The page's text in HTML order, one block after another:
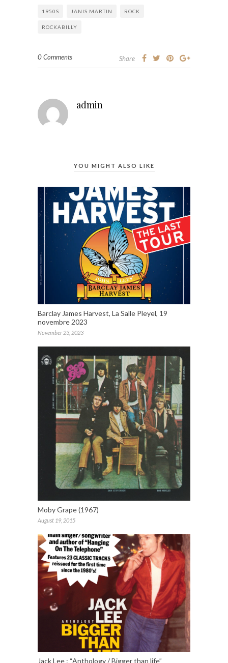
1950S JANIS MARTIN ROCK
ROCKABILLY
0 Comments Share
admin
YOU MIGHT ALSO LIKE
Barclay James Harvest, La Salle Pleyel, 19
novembre 2023
November 23, 2023
Moby Grape (1967)
August 19, 2015
Jack Lee : “Anthology / Bigger than life”